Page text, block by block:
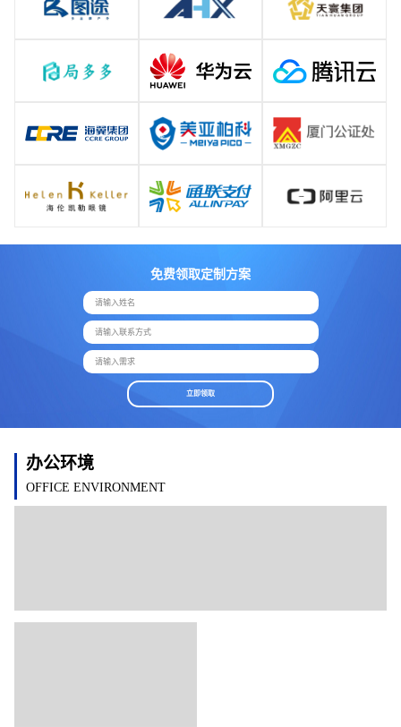
免费领取定制方案
请输入姓名
请输入联系方式
请输入需求
立即领取
办公环境
OFFICE ENVIRONMENT